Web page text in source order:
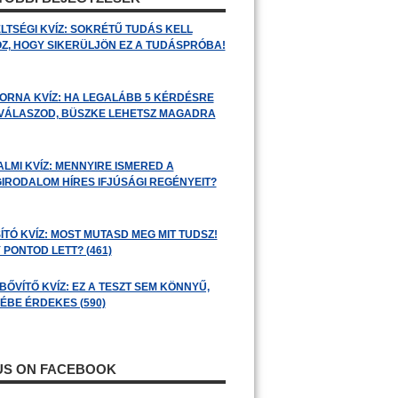
KVÍZ: SOKRÉTŰ TUDÁS KELL
HOGY SIKERÜLJÖN EZ A TUDÁSPRÓBA!
KVÍZ: HA LEGALÁBB 5 KÉRDÉSRE
BÜSZKE LEHETSZ MAGADRA
KVÍZ: MENNYIRE ISMERED A
HÍRES IFJÚSÁGI REGÉNYEIT?
KVÍZ: MOST MUTASD MEG MIT TUDSZ!
LETT? (461)
KVÍZ: EZ A TESZT SEM KÖNNYŰ,
ÉRDEKES (590)
ON FACEBOOK